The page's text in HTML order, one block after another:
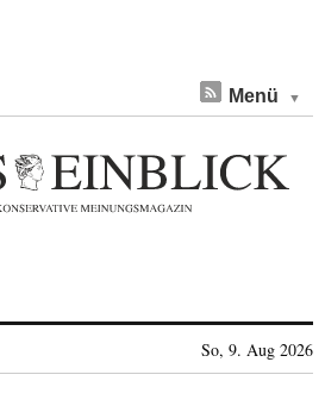
Menü
So, 9. Aug 2026